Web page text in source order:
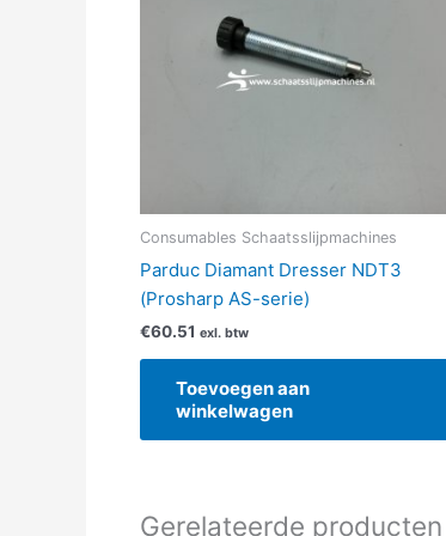
Consumables Schaatsslijpmachines
Parduc Diamant Dresser NDT3
(Prosharp AS-serie)
€60.51 exl. btw
Toevoegen aan
winkelwagen
Gerelateerde producten